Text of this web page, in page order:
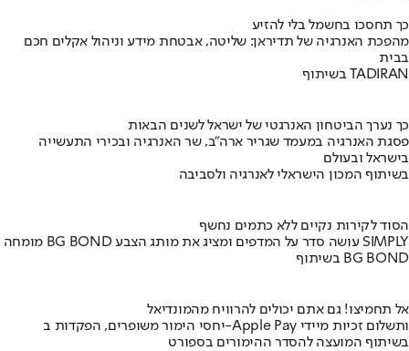
כך תחסכו בחשמל בלי להזיע
מהפכת האנרגיה של תדיראן: שליטה, אבטחת מידע וניהול אקלים חכם
בבית
בשיתוף TADIRAN
כך נערך הביטחון האנרגטי של ישראל לשנים הבאות
פסגת האנרגיה במעמד שגריר ארה"ב, שר האנרגיה ובכירי התעשייה
בישראל ובעולם
בשיתוף המכון הישראלי לאנרגיה ולסביבה
הסוד לקירות נקיים ללא כתמים נחשף
מומחה BG BOND עושה סדר על המדפים ומציג את מותג הצבע SIMPLY
בשיתוף BG BOND
אל תחמיצו! גם אתם יכולים להרוויח מהמונדיאל
יחסי הימור משופרים, הפקדות ב-Apple Pay ותשלום זכיות מיידי
בשיתוף המועצה להסדר ההימורים בספורט